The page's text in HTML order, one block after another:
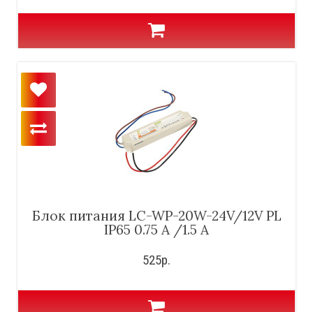
Блок питания LC-WP-20W-24V/12V PL
IP65 0.75 A /1.5 A
525р.